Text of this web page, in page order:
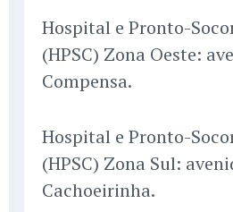
Hospital e Pronto-
(HPSC) Zona Oeste:
Compensa.
Hospital e Pronto-
(HPSC) Zona Sul:
Cachoeirinha.